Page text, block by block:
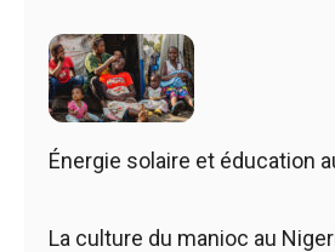
Énergie solaire et éducation
La culture du manioc au